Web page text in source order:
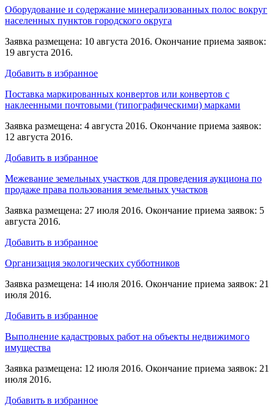
Оборудование и содержание минерализованных полос вокруг
населенных пунктов городского округа
Заявка размещена: 10 августа 2016. Окончание приема заявок:
19 августа 2016.
Добавить в избранное
Поставка маркированных конвертов или конвертов с
наклеенными почтовыми (типографическими) марками
Заявка размещена: 4 августа 2016. Окончание приема заявок:
12 августа 2016.
Добавить в избранное
Межевание земельных участков для проведения аукциона по
продаже права пользования земельных участков
Заявка размещена: 27 июля 2016. Окончание приема заявок: 5
августа 2016.
Добавить в избранное
Организация экологических субботников
Заявка размещена: 14 июля 2016. Окончание приема заявок: 21
июля 2016.
Добавить в избранное
Выполнение кадастровых работ на объекты недвижимого
имущества
Заявка размещена: 12 июля 2016. Окончание приема заявок: 21
июля 2016.
Добавить в избранное